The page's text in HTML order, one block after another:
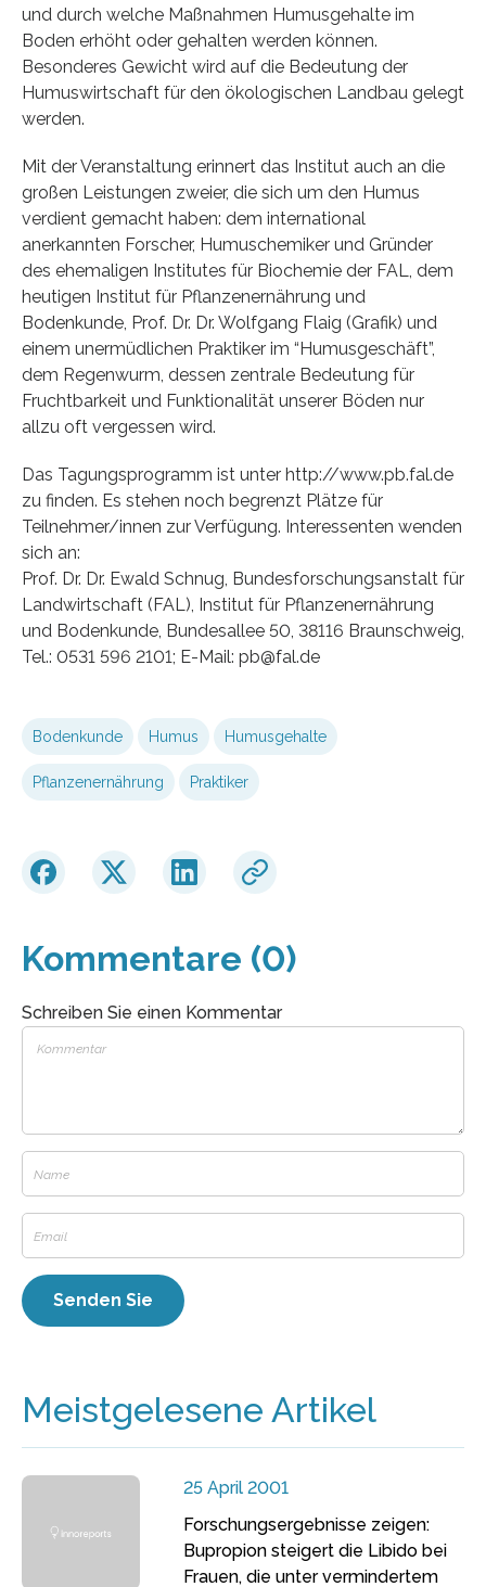
und durch welche Maßnahmen Humusgehalte im
Boden erhöht oder gehalten werden können.
Besonderes Gewicht wird auf die Bedeutung der
Humuswirtschaft für den ökologischen Landbau gelegt
werden.
Mit der Veranstaltung erinnert das Institut auch an die
großen Leistungen zweier, die sich um den Humus
verdient gemacht haben: dem international
anerkannten Forscher, Humuschemiker und Gründer
des ehemaligen Institutes für Biochemie der FAL, dem
heutigen Institut für Pflanzenernährung und
Bodenkunde, Prof. Dr. Dr. Wolfgang Flaig (Grafik) und
einem unermüdlichen Praktiker im “Humusgeschäft”,
dem Regenwurm, dessen zentrale Bedeutung für
Fruchtbarkeit und Funktionalität unserer Böden nur
allzu oft vergessen wird.
Das Tagungsprogramm ist unter http://www.pb.fal.de
zu finden. Es stehen noch begrenzt Plätze für
Teilnehmer/innen zur Verfügung. Interessenten wenden
sich an:
Prof. Dr. Dr. Ewald Schnug, Bundesforschungsanstalt für
Landwirtschaft (FAL), Institut für Pflanzenernährung
und Bodenkunde, Bundesallee 50, 38116 Braunschweig,
Tel.: 0531 596 2101; E-Mail: pb@fal.de
Bodenkunde Humus Humusgehalte
Pflanzenernährung Praktiker
Kommentare (0)
Schreiben Sie einen Kommentar
Meistgelesene Artikel
25 April 2001
Forschungsergebnisse zeigen:
Bupropion steigert die Libido bei
Frauen, die unter vermindertem